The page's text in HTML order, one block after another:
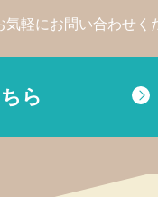
気軽にお問い合わせく
ら